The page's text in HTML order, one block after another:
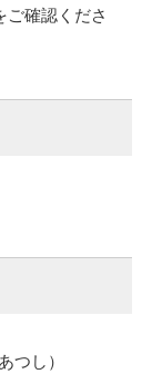
ご確認くださ
し）